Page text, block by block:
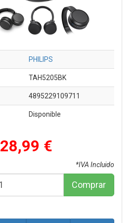
PHILIPS
TAH5205BK
4895229109711
Disponible
28,99 €
*IVA Incluido
Comprar